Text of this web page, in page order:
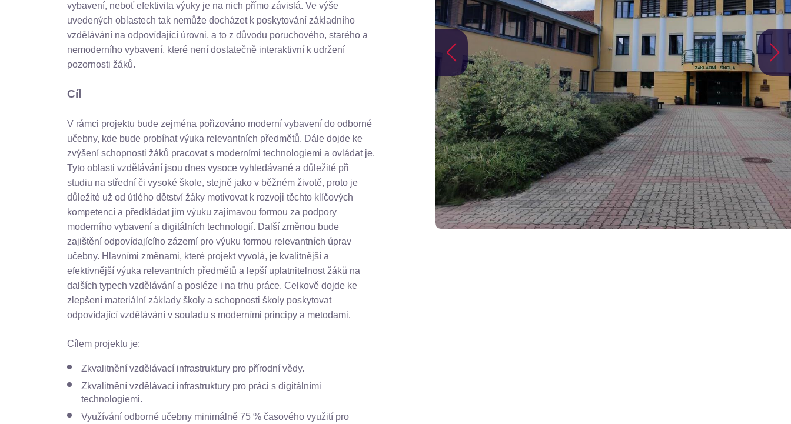
vybavení, neboť efektivita výuky je na nich přímo závislá. Ve výše
uvedených oblastech tak nemůže docházet k poskytování základního
vzdělávání na odpovídající úrovni, a to z důvodu poruchového, starého a
nemoderního vybavení, které není dostatečně interaktivní k udržení
pozornosti žáků.
Cíl
V rámci projektu bude zejména pořizováno moderní vybavení do odborné
učebny, kde bude probíhat výuka relevantních předmětů. Dále dojde ke
zvýšení schopnosti žáků pracovat s moderními technologiemi a ovládat je.
Tyto oblasti vzdělávání jsou dnes vysoce vyhledávané a důležité při
studiu na střední či vysoké škole, stejně jako v běžném životě, proto je
důležité už od útlého dětství žáky motivovat k rozvoji těchto klíčových
kompetencí a předkládat jim výuku zajímavou formou za podpory
moderního vybavení a digitálních technologií. Další změnou bude
zajištění odpovídajícího zázemí pro výuku formou relevantních úprav
učebny. Hlavními změnami, které projekt vyvolá, je kvalitnější a
efektivnější výuka relevantních předmětů a lepší uplatnitelnost žáků na
dalších typech vzdělávání a posléze i na trhu práce. Celkově dojde ke
zlepšení materiální základy školy a schopnosti školy poskytovat
odpovídající vzdělávání v souladu s moderními principy a metodami.
Cílem projektu je:
Zkvalitnění vzdělávací infrastruktury pro přírodní vědy.
Zkvalitnění vzdělávací infrastruktury pro práci s digitálními
technologiemi.
Využívání odborné učebny minimálně 75 % časového využití pro